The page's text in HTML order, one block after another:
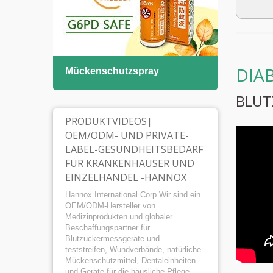
Mückenschutzspray
PRODUKTVIDEOS|
OEM/ODM- UND PRIVATE-
LABEL-GESUNDHEITSBEDARF
FÜR KRANKENHÄUSER UND
EINZELHANDEL -HANNOX
Hannox International Corp.Wir sind ein
OEM/ODM-Hersteller von
Medizinprodukten und globaler
Beschaffungspartner für
Blutzuckermessgeräte und -
teststreifen, Wundverbände, natürliche
Mückenschutzmittel, Dentaleinheiten